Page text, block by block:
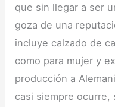
que sin llegar a ser
goza de una
incluye calzado de
como para mujer y
producción a
casi siempre ocurre,